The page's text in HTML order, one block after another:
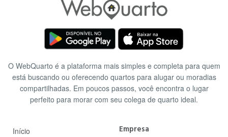
O WebQuarto é a plataforma mais simples e completa para quem
está buscando ou oferecendo quartos para alugar ou moradias
compartilhadas. Em poucos passos, você encontra o lugar
perfeito para morar com seu colega de quarto ideal.
Início
Empresa